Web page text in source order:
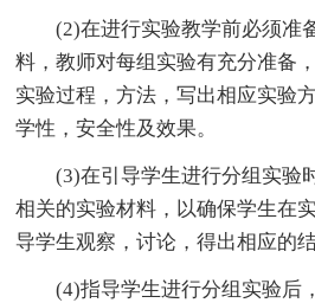
(2)在进行实验教学前必须准
料，教师对每组实验有充分准备
实验过程，方法，写出相应实验
学性，安全性及效果。
(3)在引导学生进行分组实验
相关的实验材料，以确保学生在
导学生观察，讨论，得出相应的
(4)指导学生进行分组实验后